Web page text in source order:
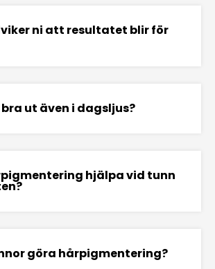
ni att resultatet blir för
bra ut även i dagsljus?
hjälpa vid tunn
göra hårpigmentering?